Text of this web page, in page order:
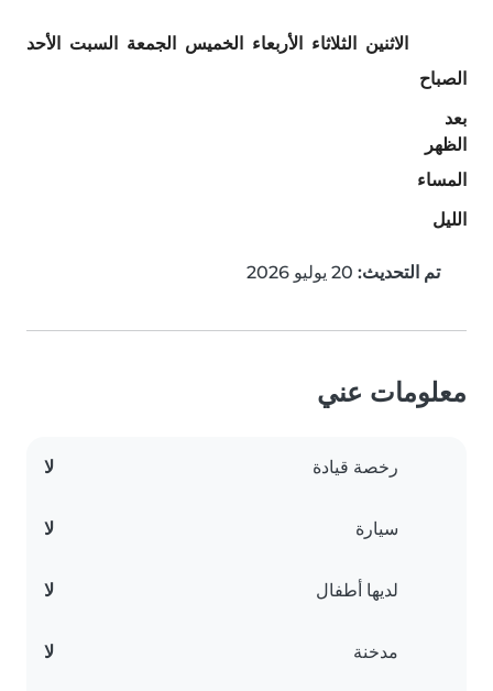
الاثنين الثلاثاء الأربعاء الخميس الجمعة السبت
الأحد
الصباح
بعد
الظهر
المساء
الليل
تم التحديث:
معلومات عني
رخصة قيادة لا
سيارة لا
لديها أطفال لا
مدخنة لا